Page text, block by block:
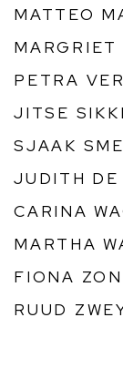
MATTEO
MARGRIET
PETRA
JITSE
SJAAK
JUDITH DE
CARINA
MARTHA
FIONA
RUUD